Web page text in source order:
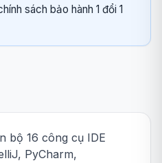
sách bảo hành 1 đổi 1
bộ 16 công cụ IDE
PyCharm,